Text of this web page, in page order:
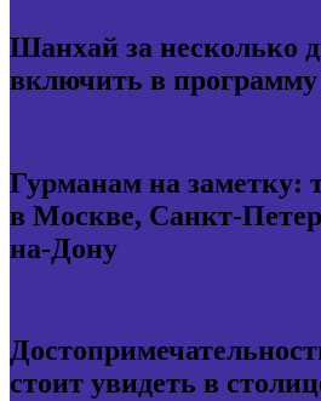
Шанхай за несколько
включить в программу
Гурманам на заметку:
в Москве, Санкт-
на-Дону
стоит увидеть в